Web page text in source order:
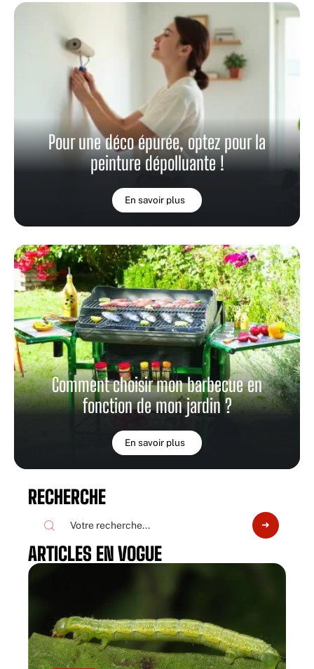
Pour une déco épurée, optez pour la
peinture dépolluante !
En savoir plus
Comment choisir mon barbecue en
fonction de mon jardin ?
En savoir plus
RECHERCHE
ARTICLES EN VOGUE